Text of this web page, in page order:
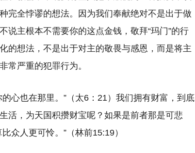
完全悖谬的想法。因为我们奉献绝对不是出于做
说主根本不需要你的这点金钱，敬拜“玛门”的行
的想法，不是出于对主的敬畏与感恩，而是将主
常严重的犯罪行为。
心也在那里。”（太6：21）我们拥有财富，到底
活，为天国积攒财宝呢？如果是前者那是可悲
众人更可怜。”（林前15:19）